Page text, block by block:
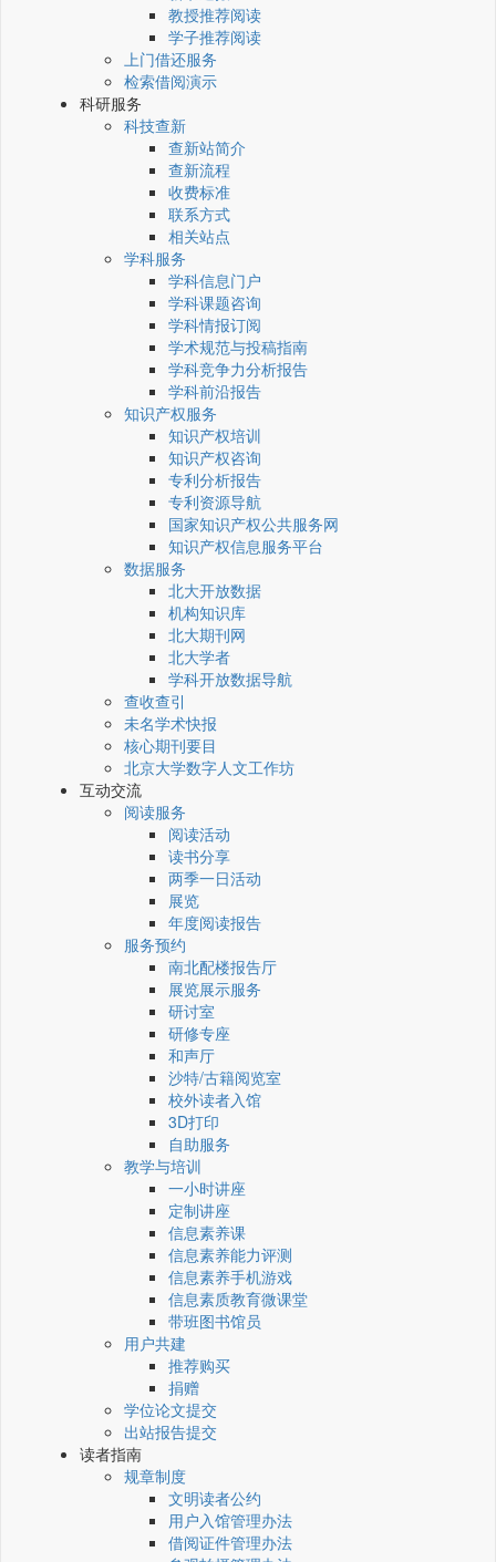
教授推荐阅读
学子推荐阅读
上门借还服务
检索借阅演示
科研服务
科技查新
查新站简介
查新流程
收费标准
联系方式
相关站点
学科服务
学科信息门户
学科课题咨询
学科情报订阅
学术规范与投稿指南
学科竞争力分析报告
学科前沿报告
知识产权服务
知识产权培训
知识产权咨询
专利分析报告
专利资源导航
国家知识产权公共服务网
知识产权信息服务平台
数据服务
北大开放数据
机构知识库
北大期刊网
北大学者
学科开放数据导航
查收查引
未名学术快报
核心期刊要目
北京大学数字人文工作坊
互动交流
阅读服务
阅读活动
读书分享
两季一日活动
展览
年度阅读报告
服务预约
南北配楼报告厅
展览展示服务
研讨室
研修专座
和声厅
沙特/古籍阅览室
校外读者入馆
3D打印
自助服务
教学与培训
一小时讲座
定制讲座
信息素养课
信息素养能力评测
信息素养手机游戏
信息素质教育微课堂
带班图书馆员
用户共建
推荐购买
捐赠
学位论文提交
出站报告提交
读者指南
规章制度
文明读者公约
用户入馆管理办法
借阅证件管理办法